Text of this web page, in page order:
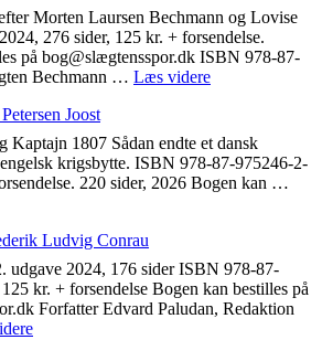
Morten Laursen Bechmann og Lovise
276 sider, 125 kr. + forsendelse.
på bog@slægtensspor.dk ISBN 978-87-
Bechmann … Læs videre"Slægten
Joost
Kaptajn 1807 Sådan endte et dansk
krigsbytte. ISBN 978-87-975246-2-
220 sider, 2026 Bogen kan …
Ludvig Conrau
udgave 2024, 176 sider ISBN 978-87-
kr. + forsendelse Bogen kan bestilles på
Forfatter Edvard Paludan, Redaktion
"Gustav